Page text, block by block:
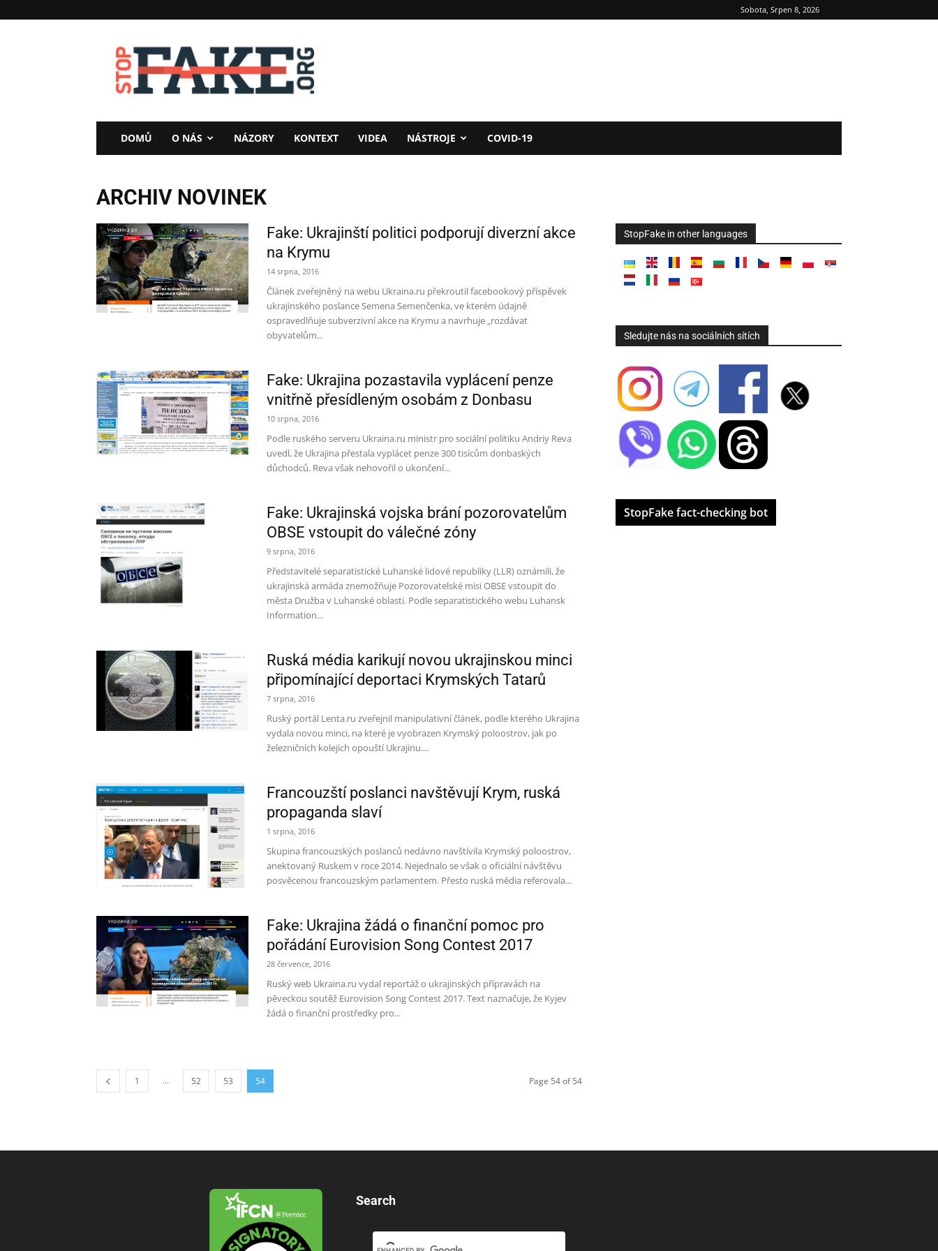
Sobota, Srpen 8, 2026
StopFake
DOMŮ O NÁS NÁZORY KONTEXT VIDEA NÁSTROJE COVID-19
ARCHIV NOVINEK
Fake: Ukrajinští politici podporují diverzní akce
na Krymu
14 srpna, 2016
Článek zveřejněný na webu Ukraina.ru překroutil facebookový příspěvek
ukrajinského poslance Semena Semenčenka, ve kterém údajně
ospravedlňuje subverzivní akce na Krymu a navrhuje „rozdávat
obyvatelům...
Fake: Ukrajina pozastavila vyplácení penze
vnitřně přesídleným osobám z Donbasu
10 srpna, 2016
Podle ruského serveru Ukraina.ru ministr pro sociální politiku Andriy Reva
uvedl, že Ukrajina přestala vyplácet penze 300 tisícům donbaských
důchodců. Reva však nehovořil o ukončení...
Fake: Ukrajinská vojska brání pozorovatelům
OBSE vstoupit do válečné zóny
9 srpna, 2016
Představitelé separatistické Luhanské lidové republiky (LLR) oznámili, že
ukrajinská armáda znemožňuje Pozorovatelské misi OBSE vstoupit do
města Družba v Luhanské oblasti. Podle separatistického webu Luhansk
Information...
Ruská média karikují novou ukrajinskou minci
připomínající deportaci Krymských Tatarů
7 srpna, 2016
Ruský portál Lenta.ru zveřejnil manipulativní článek, podle kterého Ukrajina
vydala novou minci, na které je vyobrazen Krymský poloostrov, jak po
železničních kolejích opouští Ukrajinu....
Francouzští poslanci navštěvují Krym, ruská
propaganda slaví
1 srpna, 2016
Skupina francouzských poslanců nedávno navštívila Krymský poloostrov,
anektovaný Ruskem v roce 2014. Nejednalo se však o oficiální návštěvu
posvěcenou francouzským parlamentem. Přesto ruská média referovala...
Fake: Ukrajina žádá o finanční pomoc pro
pořádání Eurovision Song Contest 2017
28 července, 2016
Ruský web Ukraina.ru vydal reportáž o ukrajinských přípravách na
pěveckou soutěž Eurovision Song Contest 2017. Text naznačuje, že Kyjev
žádá o finanční prostředky pro...
1 ... 52 53 54 Page 54 of 54
StopFake in other languages
Sledujte nás na sociálních sítích
StopFake fact-checking bot
Search